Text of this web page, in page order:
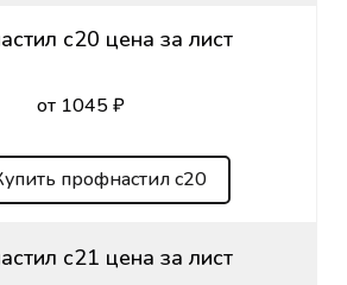
с20 цена за лист
от 1045 ₽
профнастил с20
с21 цена за лист